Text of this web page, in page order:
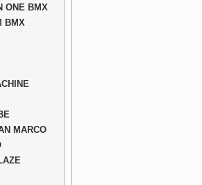
ONE BMX
BMX
MARCO